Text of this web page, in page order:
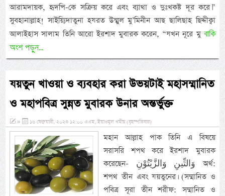
আরামদায়ক, হৃদপি-কে সক্রিয় করে এবং ব্যাথা ও দুঃখকষ্ট দূর করে।”
সুবহানাল্লাহ! সাইয়্যিদাতুনা হযরত উম্মুল মু’মিনীন আছ ছালিছাহ ছিদ্দীক্বা
আলাইহাস সালাম তিনি আরো ইরশাদ মুবারক করেন, “যখন নূরে মু বাকি
অংশ পড়ুন...
যয়তুন খাওয়া ও ব্যবহার করা উভয়টাই মহাসম্মানিত
ও মহাপবিত্র সুন্নত মুবারক উনার অন্তর্ভুক্ত
» ১৬ ফেব্রুয়ারী, ২০২৩ ১২:০০ এএম, ইয়াওমুল খমীছ (বৃহস্পতিবার)
মহান আল্লাহ পাক তিনি এ বিষয়ে
সরাসরি শপথ করে ইরশাদ মুবারক
করেছেন- وَالتِّينِ وَالزَّيْتُوْنِ অর্থ:
শপথ তীন এবং যয়তুনের। (সম্মানিত ও
পবিত্র সূরা তীন শরীফ: সম্মানিত ও